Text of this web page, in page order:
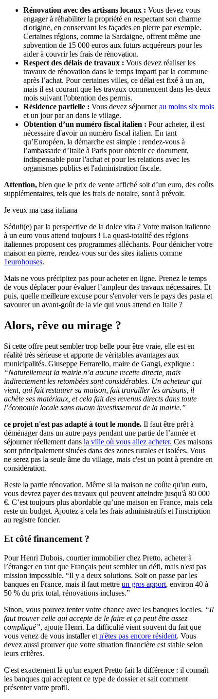
Rénovation avec des artisans locaux : Vous devez vous
engager à réhabiliter la propriété en respectant son charme
d'origine, en conservant les façades en pierre par exemple.
Certaines régions, comme la Sardaigne, offrent même une
subvention de 15 000 euros aux futurs acquéreurs pour les
aider à couvrir les frais de rénovation.
Respect des délais de travaux : Vous devez réaliser les
travaux de rénovation dans le temps imparti par la commune
après l’achat. Pour certaines villes, ce délai est fixé à un an,
mais il est courant que les travaux commencent dans les deux
mois suivant l'obtention des permis.
Résidence partielle : Vous devez séjournerau moins six mois
et un jour par an dans le village.
Obtention d’un numéro fiscal italien : Pour acheter, il est
nécessaire d'avoir un numéro fiscal italien. En tant
qu’Européen, la démarche est simple : rendez-vous à
l’ambassade d’Italie à Paris pour obtenir ce document,
indispensable pour l'achat et pour les relations avec les
organismes publics et l'administration fiscale.
Attention, bien que le prix de vente affiché soit d’un euro, des coûts
supplémentaires, tels que les frais de notaire, sont à prévoir.
Je veux ma casa italiana
Séduit(e) par la perspective de la dolce vita ? Votre maison italienne
à un euro vous attend toujours ! La quasi-totalité des régions
italiennes proposent ces programmes alléchants. Pour dénicher votre
maison en pierre, rendez-vous sur des sites italiens comme
1eurohouses.
Mais ne vous précipitez pas pour acheter en ligne. Prenez le temps
de vous déplacer pour évaluer l’ampleur des travaux nécessaires. Et
puis, quelle meilleure excuse pour s'envoler vers le pays des pasta et
savourer un avant-goût de la vie qui vous attend en Italie ?
Alors, rêve ou mirage ?
Si cette offre peut sembler trop belle pour être vraie, elle est en
réalité très sérieuse et apporte de véritables avantages aux
municipalités. Giuseppe Ferrarello, maire de Gangi, explique :
“Naturellement la mairie n’a aucune recette directe, mais
indirectement les retombées sont considérables. Un acheteur qui
vient, qui fait restaurer sa maison, fait travailler les artisans, il
achète ses matériaux, et cela fait des revenus directs dans toute
l’économie locale sans aucun investissement de la mairie.”
ce projet n'est pas adapté à tout le monde. Il faut être prêt à
déménager dans un autre pays pendant une partie de l’année et
séjourner réellement dans la ville où vous allez acheter. Ces maisons
sont principalement situées dans des zones rurales et isolées. Vous
ne serez pas la seule âme du village, mais c'est un point à prendre en
considération.
Reste la partie rénovation. Même si la maison ne coûte qu'un euro,
vous devrez payer des travaux qui peuvent atteindre jusqu'à 80 000
€. C’est toujours plus abordable qu’une maison en France, mais cela
reste un budget. Ajoutez à cela les frais administratifs et l'inscription
au registre foncier.
Et côté financement ?
Pour Henri Dubois, courtier immobilier chez Pretto, acheter à
l’étranger en tant que Français peut sembler un défi, mais n'est pas
mission impossible. “Il y a deux solutions. Soit on passe par les
banques en France, mais il faut mettre un gros apport, environ 40 à
50 % du prix total, rénovations incluses.”
Sinon, vous pouvez tenter votre chance avec les banques locales. “Il
faut trouver celle qui accepte de le faire et ça peut être assez
compliqué”, ajoute Henri. La difficulté vient souvent du fait que
vous venez de vous installer et n'êtes pas encore résident. Vous
devez aussi prouver que votre situation financière est stable selon
leurs critères.
C'est exactement là qu'un expert Pretto fait la différence : il connaît
les banques qui acceptent ce type de dossier et sait comment
présenter votre profil.